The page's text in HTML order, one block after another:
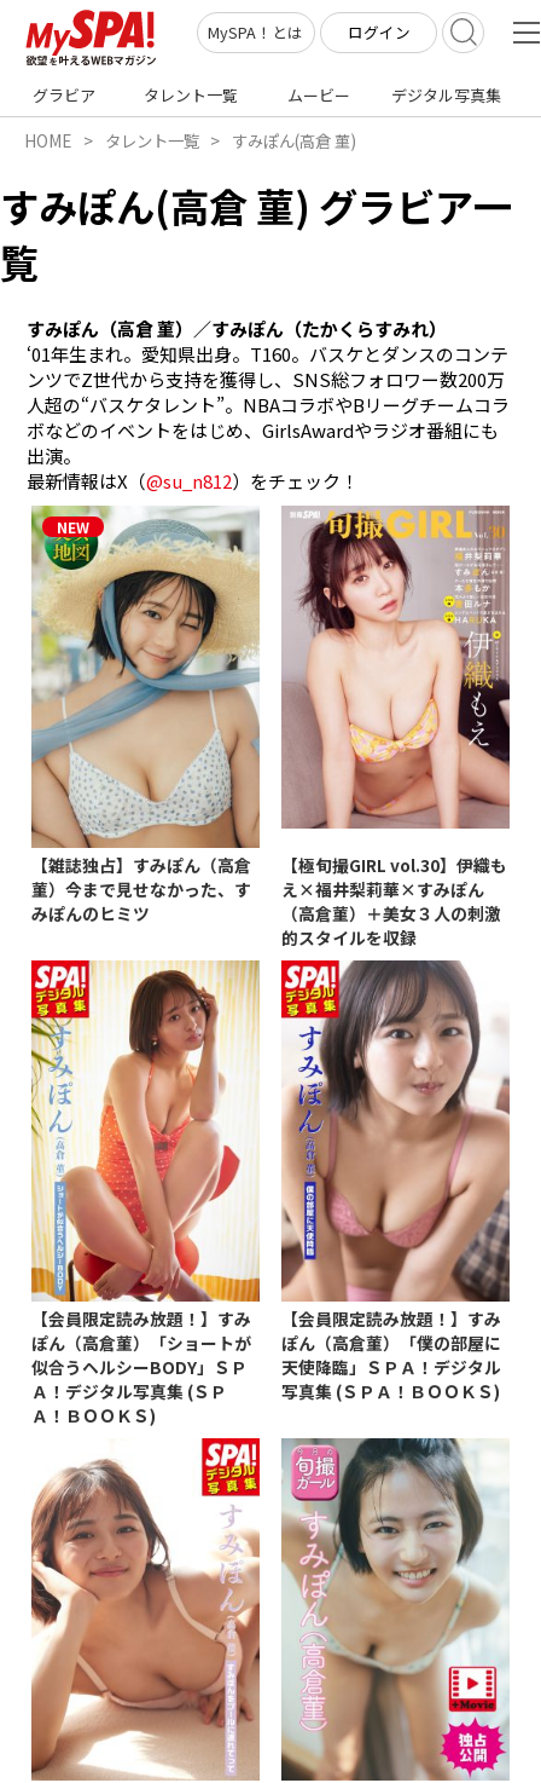
MySPA！とは ログイン
グラビア タレント一覧 ムービー デジタル写真集
HOME タレント一覧 すみぽん(高倉 菫)
すみぽん(高倉 菫) グラビア一
覧
すみぽん（高倉 菫）／すみぽん（たかくらすみれ）
‘01年生まれ。愛知県出身。T160。バスケとダンスのコンテ
ンツでZ世代から支持を獲得し、SNS総フォロワー数200万
人超の“バスケタレント”。NBAコラボやBリーグチームコラ
ボなどのイベントをはじめ、GirlsAwardやラジオ番組にも
出演。
最新情報はX（@su_n812）をチェック！
【雑誌独占】すみぽん（高倉
菫）今まで見せなかった、す
みぽんのヒミツ
【極旬撮GIRL vol.30】伊織も
え×福井梨莉華×すみぽん
（高倉菫）＋美女３人の刺激
的スタイルを収録
【会員限定読み放題！】すみ
ぽん（高倉菫）「ショートが
似合うヘルシーBODY」ＳＰ
Ａ！デジタル写真集 (ＳＰ
Ａ！ＢＯＯＫＳ)
【会員限定読み放題！】すみ
ぽん（高倉菫）「僕の部屋に
天使降臨」ＳＰＡ！デジタル
写真集 (ＳＰＡ！ＢＯＯＫＳ)